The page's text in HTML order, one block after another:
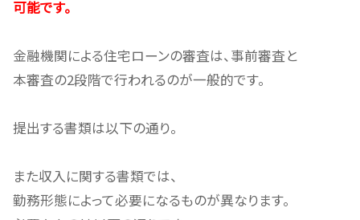
可能です。
金融機関による住宅ローンの審査は、事前審査と
本審査の2段階で行われるのが一般的です。
提出する書類は以下の通り。
また収入に関する書類では、
勤務形態によって必要になるものが異なります。